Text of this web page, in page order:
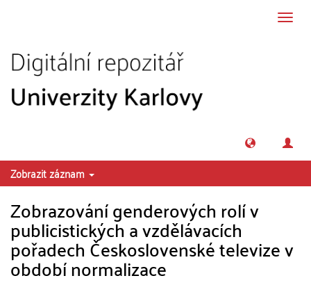
Zobrazit záznam
Zobrazování genderových rolí v
publicistických a vzdělávacích
pořadech Československé televize v
období normalizace